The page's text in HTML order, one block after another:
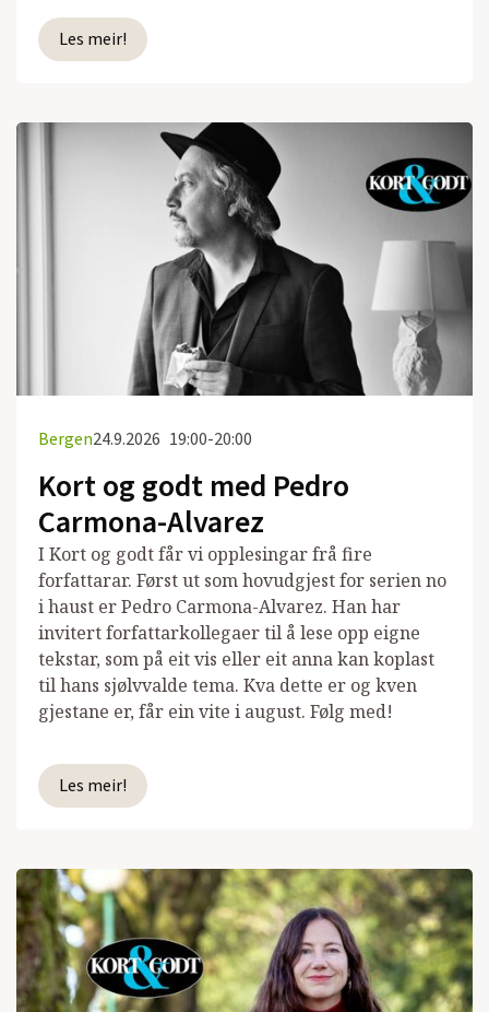
Les meir!
Bergen24.9.2026 19:00-20:00
Kort og godt med Pedro
Carmona-Alvarez
I Kort og godt får vi opplesingar frå fire
forfattarar. Først ut som hovudgjest for serien no
i haust er Pedro Carmona-Alvarez. Han har
invitert forfattarkollegaer til å lese opp eigne
tekstar, som på eit vis eller eit anna kan koplast
til hans sjølvvalde tema. Kva dette er og kven
gjestane er, får ein vite i august. Følg med!
Les meir!